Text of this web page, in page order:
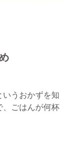
いうおかずを知
、ごはんが何杯